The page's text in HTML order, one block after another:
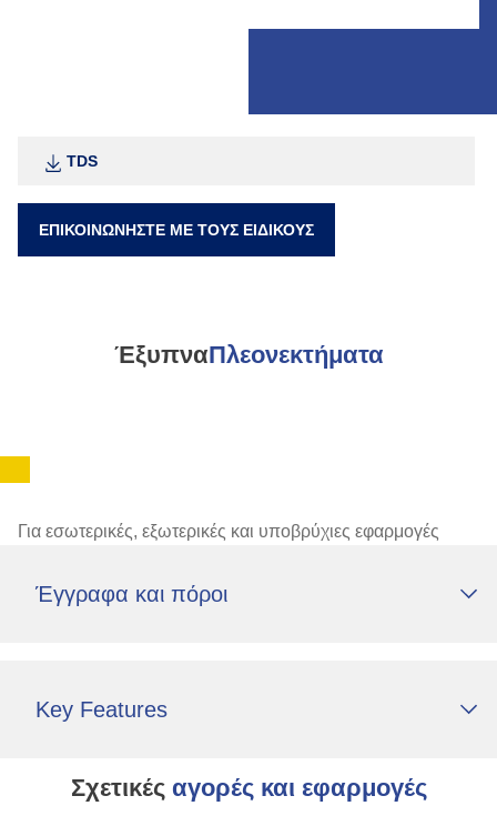
TDS
ΕΠΙΚΟΙΝΩΝΉΣΤΕ ΜΕ ΤΟΥΣ ΕΙΔΙΚΟΎΣ
ΈξυπναΠλεονεκτήματα
Για εσωτερικές, εξωτερικές και υποβρύχιες εφαρμογές
Έγγραφα και πόροι
Key Features
Σχετικές αγορές και εφαρμογές